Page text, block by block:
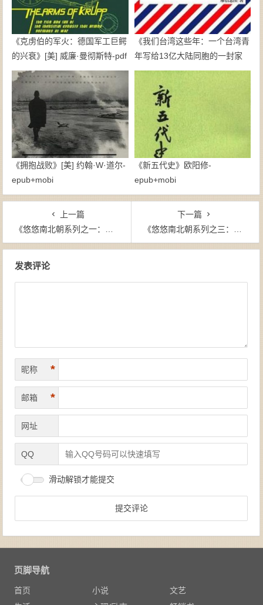
《克虏伯的军火：德国军工巨鳄
的兴衰》[美] 威廉·曼彻斯特-pdf
《我们台湾这些年：一个台湾青
年写给13亿大陆同胞的一封家
书》廖信忠-epub+mobi
《拥抱战败》[美] 约翰·W·道尔-
epub+mobi
《新五代史》欧阳修-
epub+mobi
上一篇
《悠悠南北朝系列之一：纵横十六国》陈羡 (作者)-epub+mobi
下一篇
《悠悠南北朝系列之三：三国归隋的统一路》陈羡 (作者)-epub+mobi
发表评论
昵称 *
邮箱 *
网址
QQ
滑动解锁才能提交
页脚导航
首页 小说
文艺